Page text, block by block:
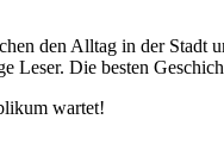
den Alltag in der Stadt
Leser. Die besten
wartet!